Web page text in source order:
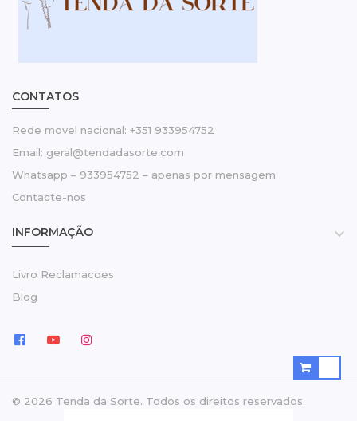
CONTATOS
Rede movel nacional: +351 933954752
Email: geral@tendadasorte.com
Whatsapp – 933954752 – apenas por mensagem
Contacte-nos
INFORMAÇÃO 
Livro Reclamacoes
Blog
© 2026 Tenda da Sorte. Todos os direitos reservados.